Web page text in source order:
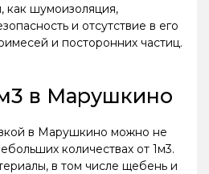
как шумоизоляция,
и отсутствие в его
и посторонних частиц.
в Марушкино
в Марушкино можно не
количествах от 1м3.
в том числе щебень и